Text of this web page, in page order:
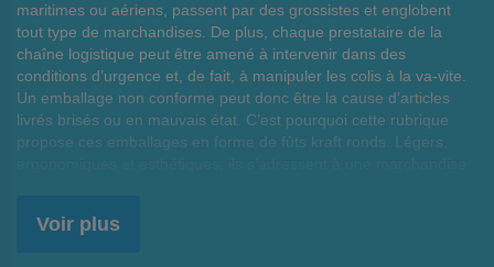
maritimes ou aériens, passent par des grossistes et englobent
tout type de marchandises. De plus, chaque prestataire de la
chaîne logistique peut être amené à intervenir dans des
conditions d’urgence et, de fait, à manipuler les colis à la va-vite.
Un emballage non conforme peut donc être la cause d’articles
livrés brisés ou en mauvais état. C’est pourquoi cette rubrique
propose ces emballages en forme de fûts kraft ronds. Légers,
Voir plus